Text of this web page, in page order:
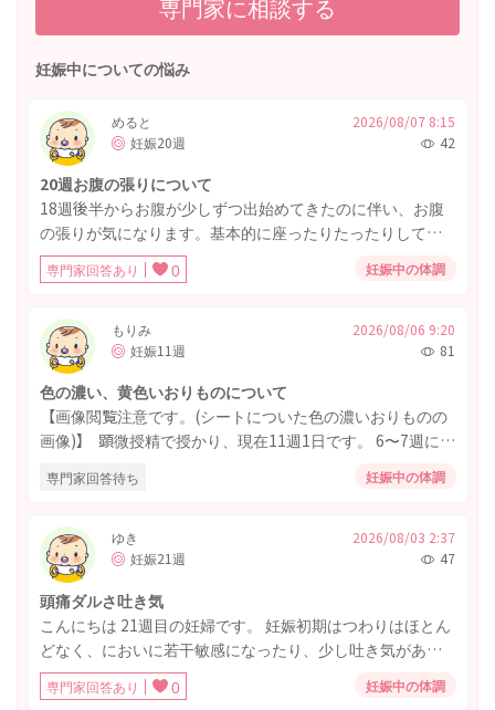
専門家に相談する
妊娠中についての悩み
めると
妊娠20週
2026/08/07 8:15
42
20週お腹の張りについて
18週後半からお腹が少しずつ出始めてきたのに伴い、お腹
の張りが気になります。基本的に座ったりたったりしてい
る時はお腹がパンパンの風船のように感じます。さらに一
日5～10回の頻度で、ぴたーっと張り付くような感覚ととも
なっている時も) 左向きで横になると落ち着きます。 20週の
検診で子宮頸管が40mmから31mmに短縮しているのもあ
り、1週間後また測ってもらうことになりました。再検査ま
で念の為家で安静に過ごしています。 この時期に立ったり
座ったりする時お腹が常にパンパンに感じるのは普通のこ
となのでしょうか？
専門家回答あり 0 妊娠中の体調
もりみ
妊娠11週
2026/08/06 9:20
81
色の濃い、黄色いおりものについて
【画像閲覧注意です。(シートについた色の濃いおりものの
画像)】 顕微授精で授かり、現在11週1日です。 6〜7週に茶
色いおりものが何度かありましたが、経過は良好と言われ
ていました。 2日前からおりものの色が濃くなり、現在は
で、おりもの自体は泡だったりカッテージチーズ状であっ
たり、水っぽくはありません。 痒みや痛みも全くないで
す。臭いも気になりません。 また、妊娠10週1日までウト
ロゲスタン膣錠を使用していました。 妊娠前からおりもの
は黄色みが強かった気がしますが、痒み等なかったので特
に検査したことはありませんでした。 インターネットで調
べると、通常は白〜薄黄色とのこと。細菌性膣錠やガンジ
専門家回答待ち 妊娠中の体調
ゆき
妊娠21週
2026/08/03 2:37
47
頭痛ダルさ吐き気
こんにちは 21週目の妊婦です。 妊娠初期はつわりはほとん
どなく、においに若干敏感になったり、少し吐き気がある
位でした。 昨日から急に頭痛、軽い吐き気、ダルさが酷い
状態になってしまいました。 これはつわりなんでしょう
専門家回答あり 0 妊娠中の体調